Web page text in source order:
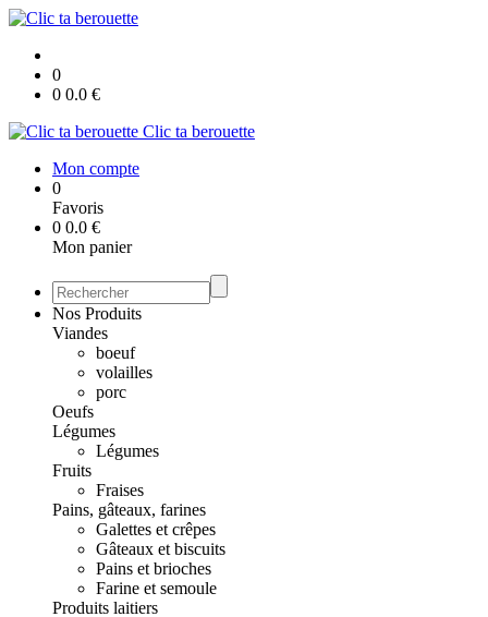
0
0 0.0 €
Clic ta berouette
Mon compte
0
Favoris
0 0.0 €
Mon panier
Nos Produits
Viandes
boeuf
volailles
porc
Oeufs
Légumes
Légumes
Fruits
Fraises
Pains, gâteaux, farines
Galettes et crêpes
Gâteaux et biscuits
Pains et brioches
Farine et semoule
Produits laitiers